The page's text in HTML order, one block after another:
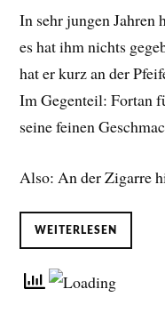
In sehr jungen Jahren
es hat ihm nichts
hat er kurz an der
Im Gegenteil: Fortan
seine feinen
Also: An der Zigarre
WEITERLESEN